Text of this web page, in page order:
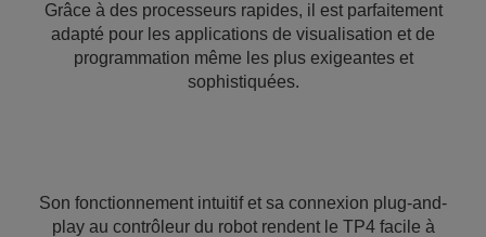
Grâce à des processeurs rapides, il est parfaitement
adapté pour les applications de visualisation et de
programmation même les plus exigeantes et
sophistiquées.
Son fonctionnement intuitif et sa connexion plug-and-
play au contrôleur du robot rendent le TP4 facile à